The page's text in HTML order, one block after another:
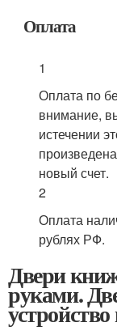
Оплата
1
Оплата по
внимание,
истечении
новый счет.
2
Оплата
рублях РФ.
Двери
руками.